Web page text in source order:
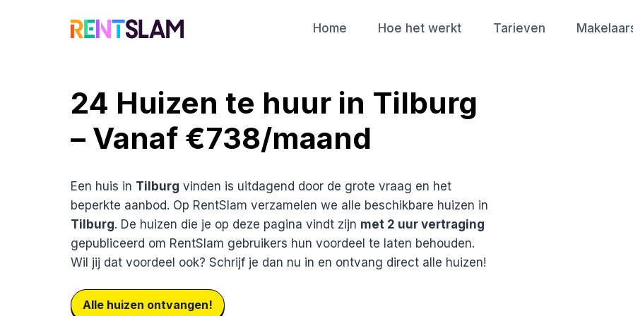
Home Hoe het werkt Tarieven
24 Huizen te huur in Tilburg
– Vanaf €738/maand
Een huis in Tilburg vinden is uitdagend door de grote vraag en het
beperkte aanbod. Op RentSlam verzamelen we alle beschikbare huizen in
Tilburg. De huizen die je op deze pagina vindt zijn met 2 uur vertraging
gepubliceerd om RentSlam gebruikers hun voordeel te laten behouden.
Wil jij dat voordeel ook? Schrijf je dan nu in en ontvang direct alle huizen!
Alle huizen ontvangen!